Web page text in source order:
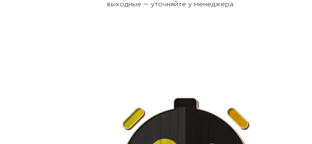
выходные — уточняйте у менеджера.